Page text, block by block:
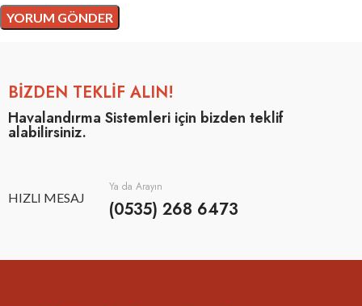
BİZDEN TEKLİF ALIN!
Havalandırma Sistemleri için bizden teklif
alabilirsiniz.
HIZLI MESAJ
Ya da Arayın
(0535) 268 6473